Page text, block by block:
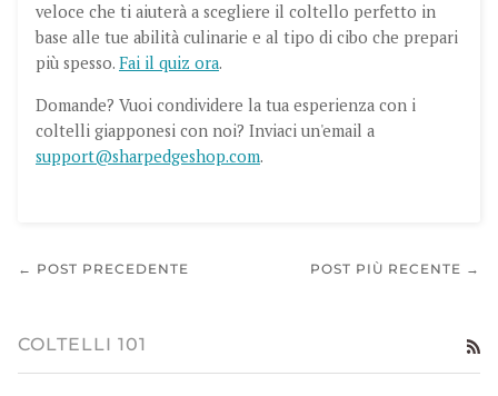
veloce che ti aiuterà a scegliere il coltello perfetto in
base alle tue abilità culinarie e al tipo di cibo che prepari
più spesso. Fai il quiz ora.
Domande? Vuoi condividere la tua esperienza con i
coltelli giapponesi con noi? Inviaci un'email a
support@sharpedgeshop.com.
← POST PRECEDENTE POST PIÙ RECENTE →
COLTELLI 101